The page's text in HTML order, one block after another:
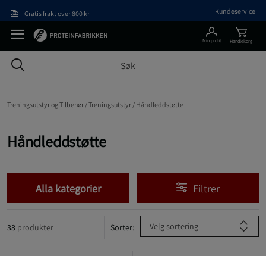
Gratis frakt over 800 kr Kundeservice
Min profil Handlekorg
Treningsutstyr og Tilbehør /Treningsutstyr / Håndleddstøtte
Håndleddstøtte
Alla kategorier Filtrer
38 produkter Sorter: Velg sortering